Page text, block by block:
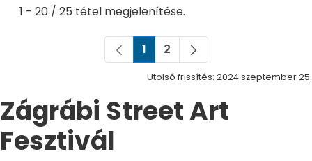
1 - 20 / 25 tétel megjelenítése.
Oldal
1 Oldal
2
Utolsó frissítés: 2024 szeptember 25.
Zágrábi Street Art
Fesztivál